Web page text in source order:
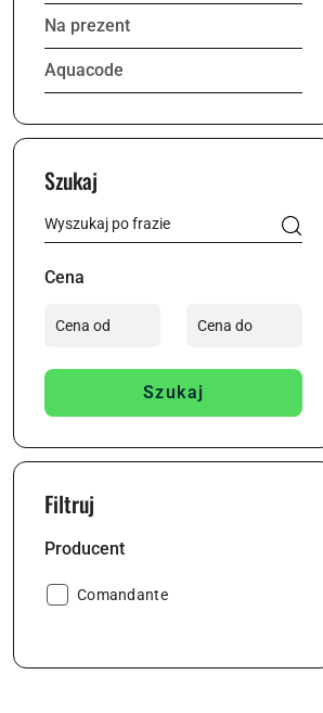
Na prezent
Aquacode
Szukaj
Cena
Szukaj
Filtruj
Producent
Producent:
Comandante